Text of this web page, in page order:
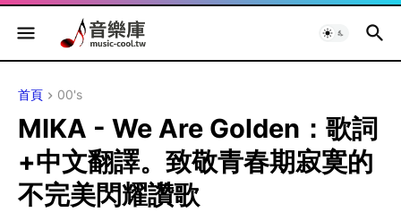
首頁 00's
MIKA - We Are Golden：歌詞
+中文翻譯。致敬青春期寂寞的
不完美閃耀讚歌